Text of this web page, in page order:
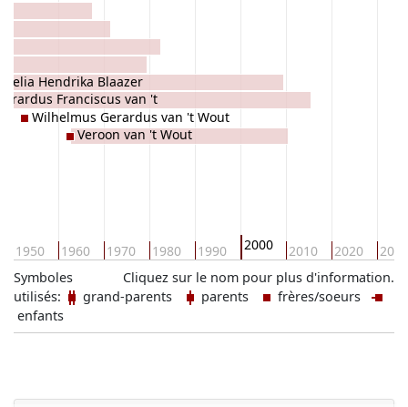
1950 1960 1970 1980 1990 2000 2010 2020 2030
Hendrika Blaazer
Franciscus van 't
Wilhelmus Gerardus van 't Wout
Veroon van 't Wout
Cliquez sur le nom pour plus d'information.
Symboles
utilisés:
grand-parents parents
frères/soeurs
enfants